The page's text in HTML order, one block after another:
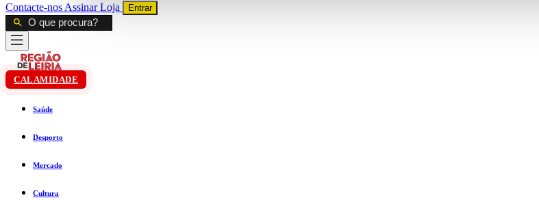
Contacte-nos AssinarLoja Entrar
CALAMIDADE
Saúde
Desporto
Mercado
Cultura